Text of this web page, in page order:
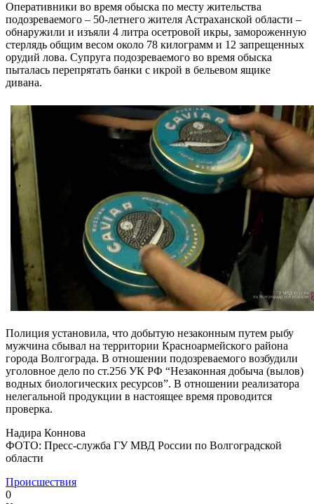
Оперативники во время обыска по месту жительства
подозреваемого – 50-летнего жителя Астраханской области –
обнаружили и изъяли 4 литра осетровой икры, замороженную
стерлядь общим весом около 78 килограмм и 12 запрещенных
орудий лова. Супруга подозреваемого во время обыска
пыталась перепрятать банки с икрой в бельевом ящике
дивана.
Полиция установила, что добытую незаконным путем рыбу
мужчина сбывал на территории Красноармейского района
города Волгограда. В отношении подозреваемого возбудили
уголовное дело по ст.256 УК РФ “Незаконная добыча (вылов)
водных биологических ресурсов”. В отношении реализатора
нелегальной продукции в настоящее время проводится
проверка.
Надира Коннова
ФОТО: Пресс-служба ГУ МВД России по Волгоградской
области
Происшествия
0